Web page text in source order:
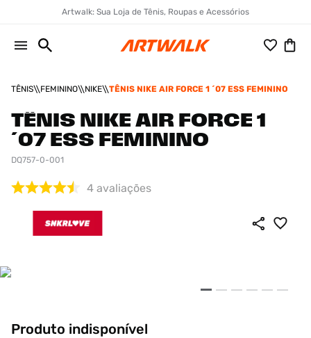
Artwalk: Sua Loja de Tênis, Roupas e Acessórios
TÊNIS FEMININO NIKE TÊNIS NIKE AIR FORCE 1 ´07 ESS FEMININO
TÊNIS NIKE AIR FORCE 1
´07 ESS FEMININO
DQ757-0-001
4 avaliações
Produto indisponível